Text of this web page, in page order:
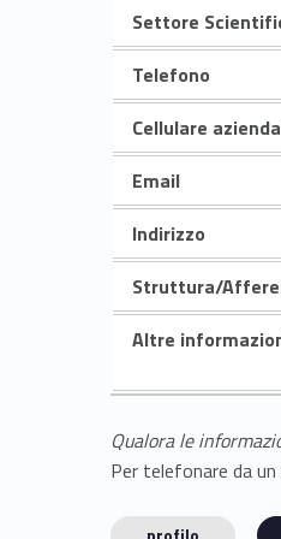
Settore
Telefono
Cellulare
Email
Indirizzo
Struttura/
Altre
Qualora le
Per telefonare da